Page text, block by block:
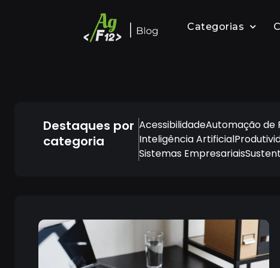
Categorias
Destaques por
categoria
AcessibilidadeAutomação de
Inteligência Artificial
Sistemas Empresariais